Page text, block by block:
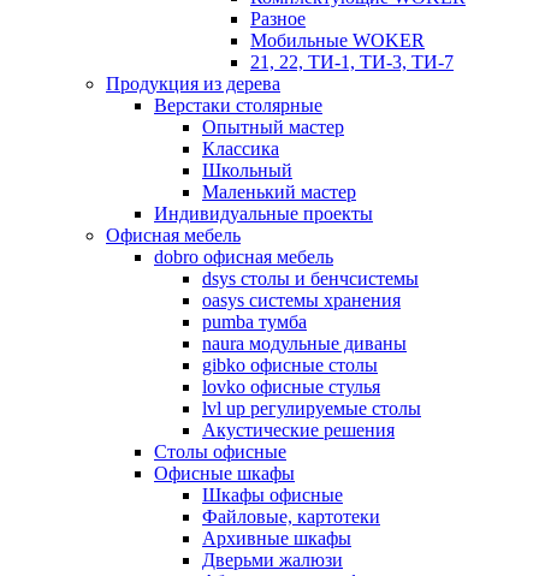
Разное
Мобильные WOKER
21, 22, ТИ-1, ТИ-3, ТИ-7
Продукция из дерева
Верстаки столярные
Опытный мастер
Классика
Школьный
Маленький мастер
Индивидуальные проекты
Офисная мебель
dobro офисная мебель
dsys столы и бенчсистемы
oasys системы хранения
pumba тумба
naura модульные диваны
gibko офисные столы
lovko офисные стулья
lvl up регулируемые столы
Акустические решения
Столы офисные
Офисные шкафы
Шкафы офисные
Файловые, картотеки
Архивные шкафы
Дверьми жалюзи